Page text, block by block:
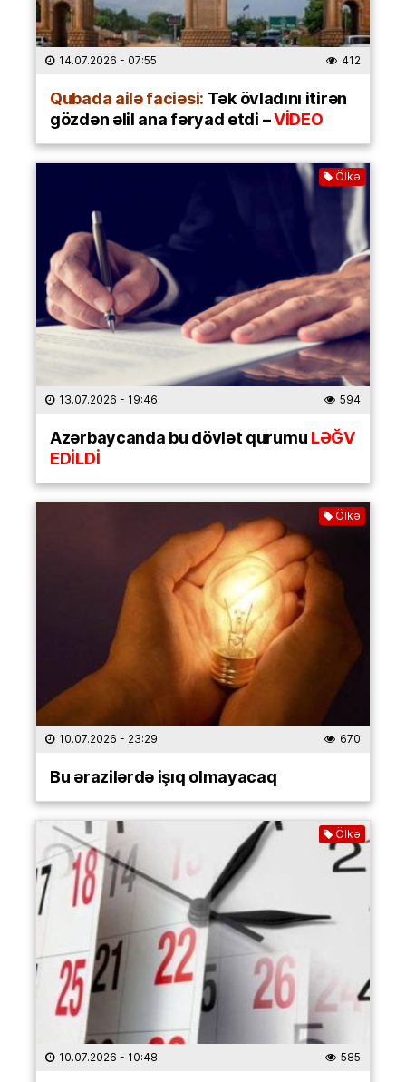
14.07.2026 - 07:55 412
Qubada ailə faciəsi: Tək övladını itirən
gözdən əlil ana fəryad etdi –VİDEO
Ölkə
13.07.2026 - 19:46 594
Azərbaycanda bu dövlət qurumuLƏĞV
EDİLDİ
Ölkə
10.07.2026 - 23:29 670
Bu ərazilərdə işıq olmayacaq
Ölkə
10.07.2026 - 10:48 585